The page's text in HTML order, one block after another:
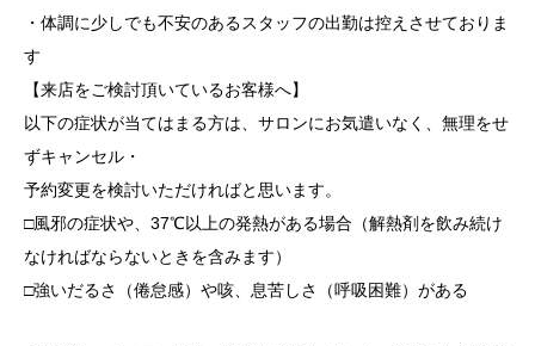
・体調に少しでも不安のあるスタッフの出勤は控えさせておりま
す
【来店をご検討頂いているお客様へ】
以下の症状が当てはまる方は、サロンにお気遣いなく、無理をせ
ずキャンセル・
予約変更を検討いただければと思います。
□風邪の症状や、37℃以上の発熱がある場合（解熱剤を飲み続け
なければならないときを含みます）
□強いだるさ（倦怠感）や咳、息苦しさ（呼吸困難）がある